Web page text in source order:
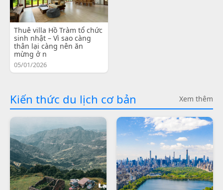
Thuê villa Hồ Tràm tổ chức
sinh nhật – Vì sao càng
thân lại càng nên ăn
mừng ở n
05/01/2026
Kiến thức du lịch cơ bản Xem thêm